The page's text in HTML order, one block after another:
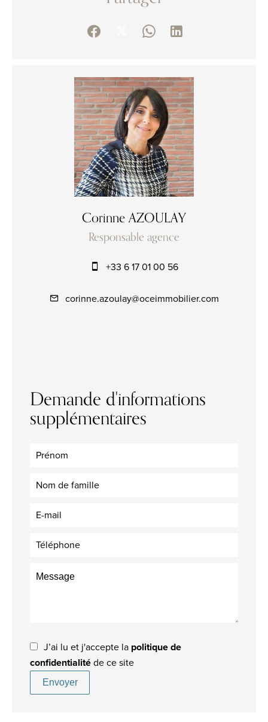
Corinne AZOULAY
Responsable agence
+33 6 17 01 00 56
corinne.azoulay@oceimmobilier.com
Demande d'informations
supplémentaires
J’ai lu et j'accepte la politique de
confidentialité de ce site
Envoyer